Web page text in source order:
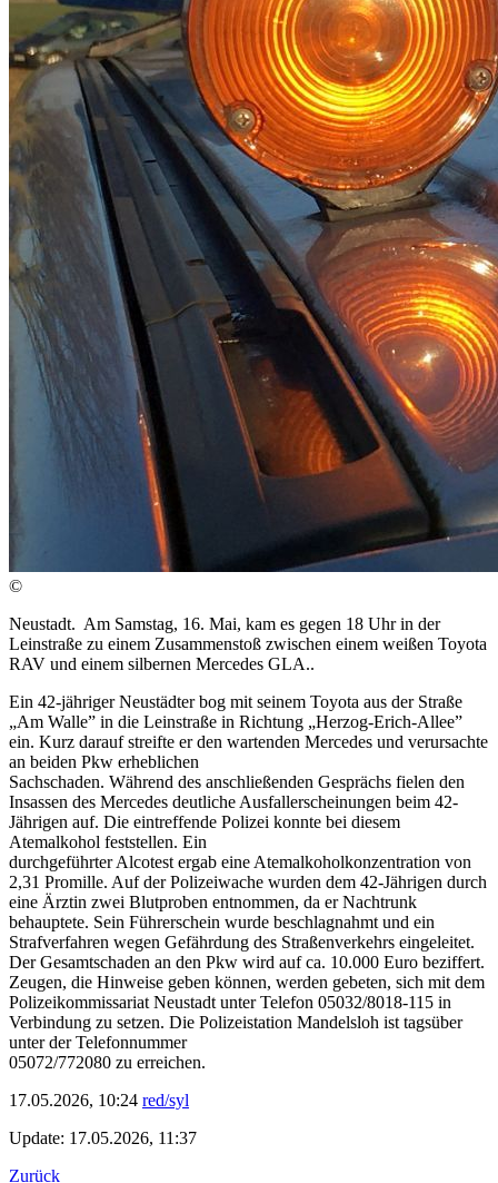
©
Neustadt. Am Samstag, 16. Mai, kam es gegen 18 Uhr in der
Leinstraße zu einem Zusammenstoß zwischen einem weißen Toyota
RAV und einem silbernen Mercedes GLA..
Ein 42-jähriger Neustädter bog mit seinem Toyota aus der Straße
„Am Walle” in die Leinstraße in Richtung „Herzog-Erich-Allee”
ein. Kurz darauf streifte er den wartenden Mercedes und verursachte
an beiden Pkw erheblichen
Sachschaden. Während des anschließenden Gesprächs fielen den
Insassen des Mercedes deutliche Ausfallerscheinungen beim 42-
Jährigen auf. Die eintreffende Polizei konnte bei diesem
Atemalkohol feststellen. Ein
durchgeführter Alcotest ergab eine Atemalkoholkonzentration von
2,31 Promille. Auf der Polizeiwache wurden dem 42-Jährigen durch
eine Ärztin zwei Blutproben entnommen, da er Nachtrunk
behauptete. Sein Führerschein wurde beschlagnahmt und ein
Strafverfahren wegen Gefährdung des Straßenverkehrs eingeleitet.
Der Gesamtschaden an den Pkw wird auf ca. 10.000 Euro beziffert.
Zeugen, die Hinweise geben können, werden gebeten, sich mit dem
Polizeikommissariat Neustadt unter Telefon 05032/8018-115 in
Verbindung zu setzen. Die Polizeistation Mandelsloh ist tagsüber
unter der Telefonnummer
05072/772080 zu erreichen.
17.05.2026, 10:24 red/syl
Update: 17.05.2026, 11:37
Zurück